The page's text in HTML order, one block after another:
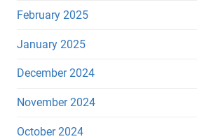
February 2025
January 2025
December 2024
November 2024
October 2024